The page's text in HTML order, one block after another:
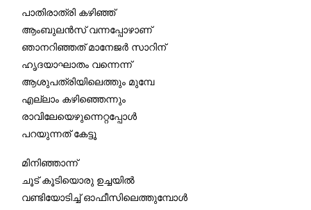
പാതിരാത്രി കഴിഞ്ഞ്
ആംബുലൻസ് വന്നപ്പോഴാണ്
ഞാനറിഞ്ഞത് മാനേജർ സാറിന്
ഹൃദയാഘാതം വന്നെന്ന്
ആശുപത്രിയിലെത്തും മുമ്പേ
എല്ലാം കഴിഞ്ഞെന്നും
രാവിലേയെഴുന്നെറ്റപ്പോൾ
പറയുന്നത് കേട്ടൂ
മിനിഞ്ഞാന്ന്
ചൂട് കൂടിയൊരു ഉച്ചയിൽ
വണ്ടിയോടിച്ച് ഓഫീസിലെത്തുമ്പോൾ